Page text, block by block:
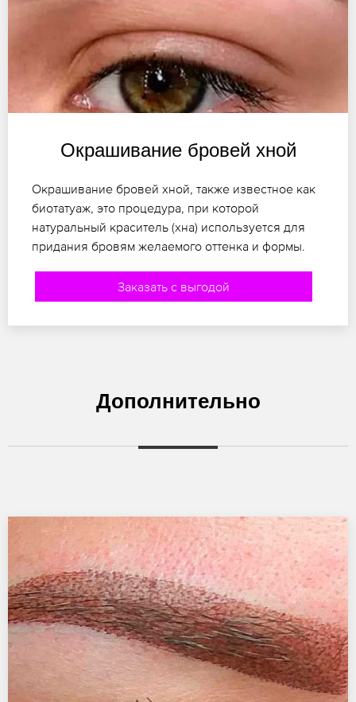
Окрашивание бровей хной
Окрашивание бровей хной, также известное как
биотатуаж, это процедура, при которой
натуральный краситель (хна) используется для
придания бровям желаемого оттенка и формы.
Заказать с выгодой
Дополнительно